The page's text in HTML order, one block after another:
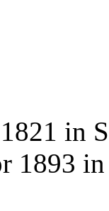
in
1893